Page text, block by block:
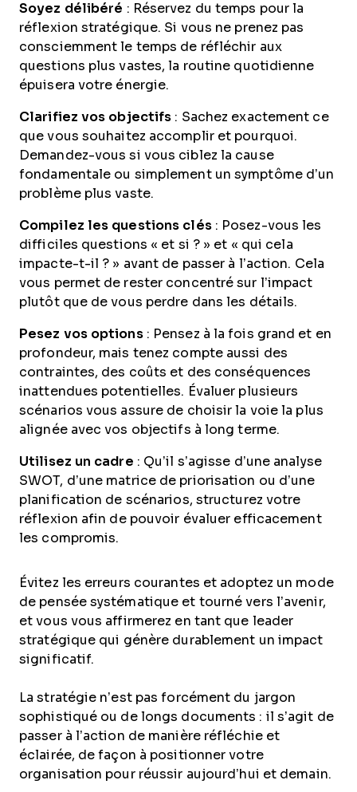
Soyez délibéré : Réservez du temps pour la
réflexion stratégique. Si vous ne prenez pas
consciemment le temps de réfléchir aux
questions plus vastes, la routine quotidienne
épuisera votre énergie.
Clarifiez vos objectifs : Sachez exactement ce
que vous souhaitez accomplir et pourquoi.
Demandez-vous si vous ciblez la cause
fondamentale ou simplement un symptôme d’un
problème plus vaste.
Compilez les questions clés: Posez-vous les
difficiles questions « et si ? » et « qui cela
impacte-t-il ? » avant de passer à l’action. Cela
vous permet de rester concentré sur l’impact
plutôt que de vous perdre dans les détails.
Pesez vos options: Pensez à la fois grand et en
profondeur, mais tenez compte aussi des
contraintes, des coûts et des conséquences
inattendues potentielles. Évaluer plusieurs
scénarios vous assure de choisir la voie la plus
alignée avec vos objectifs à long terme.
Utilisez un cadre : Qu’il s’agisse d’une analyse
SWOT, d’une matrice de priorisation ou d’une
planification de scénarios, structurez votre
réflexion afin de pouvoir évaluer efficacement
les compromis.
Évitez les erreurs courantes et adoptez un mode
de pensée systématique et tourné vers l’avenir,
et vous vous affirmerez en tant que leader
stratégique qui génère durablement un impact
significatif.
La stratégie n’est pas forcément du jargon
sophistiqué ou de longs documents : il s’agit de
passer à l’action de manière réfléchie et
éclairée, de façon à positionner votre
organisation pour réussir aujourd’hui et demain.